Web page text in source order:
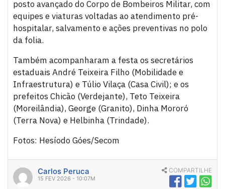
posto avançado do Corpo de Bombeiros Militar, com
equipes e viaturas voltadas ao atendimento pré-
hospitalar, salvamento e ações preventivas no polo
da folia.
Também acompanharam a festa os secretários
estaduais André Teixeira Filho (Mobilidade e
Infraestrutura) e Túlio Vilaça (Casa Civil); e os
prefeitos Chicão (Verdejante), Teto Teixeira
(Moreilândia), George (Granito), Dinha Mororó
(Terra Nova) e Helbinha (Trindade).
Fotos: Hesíodo Góes/Secom
Carlos Peruca
15 FEV 2026 - 10:07M
COMPARTILHE